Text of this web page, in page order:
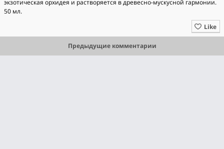
экзотическая орхидея и растворяется в древесно-мускусной гармонии.
50 мл.
Like
Предыдущие комментарии